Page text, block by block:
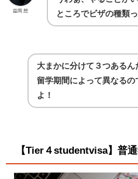
益岡 想
ところでビザの種類
大まかに分けて３つあるん
留学期間によって異なるの
よ！
【Tier４studentvisa】普